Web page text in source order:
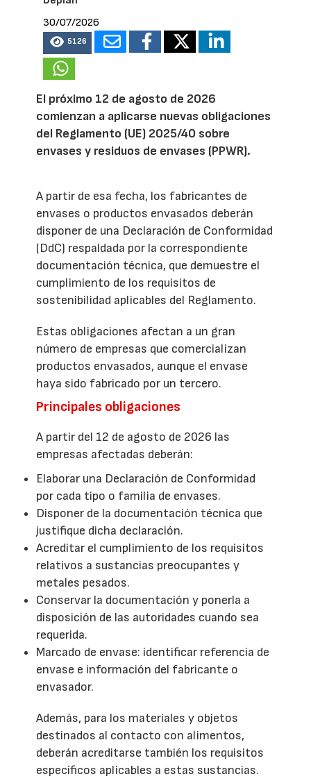
30/07/2026
5126
El próximo 12 de agosto de 2026
comienzan a aplicarse nuevas obligaciones
del Reglamento (UE) 2025/40 sobre
envases y residuos de envases (PPWR).
A partir de esa fecha, los fabricantes de
envases o productos envasados deberán
disponer de una Declaración de Conformidad
(DdC) respaldada por la correspondiente
documentación técnica, que demuestre el
cumplimiento de los requisitos de
sostenibilidad aplicables del Reglamento.
Estas obligaciones afectan a un gran
número de empresas que comercializan
productos envasados, aunque el envase
haya sido fabricado por un tercero.
Principales obligaciones
A partir del 12 de agosto de 2026 las
empresas afectadas deberán:
Elaborar una Declaración de Conformidad
por cada tipo o familia de envases.
Disponer de la documentación técnica que
justifique dicha declaración.
Acreditar el cumplimiento de los requisitos
relativos a sustancias preocupantes y
metales pesados.
Conservar la documentación y ponerla a
disposición de las autoridades cuando sea
requerida.
Marcado de envase: identificar referencia de
envase e información del fabricante o
envasador.
Además, para los materiales y objetos
destinados al contacto con alimentos,
deberán acreditarse también los requisitos
específicos aplicables a estas sustancias.